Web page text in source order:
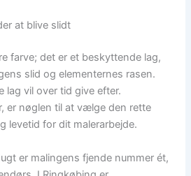
at blive slidt
farve; det er et beskyttende lag,
slid og elementernes rasen.
vil over tid give efter.
er nøglen til at vælge den rette
levetid for dit malerarbejde.
er malingens fjende nummer ét,